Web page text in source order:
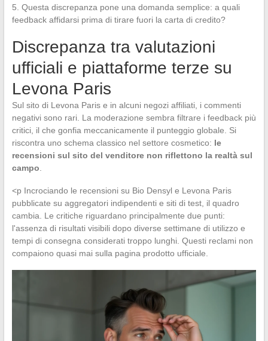
5. Questa discrepanza pone una domanda semplice: a quali
feedback affidarsi prima di tirare fuori la carta di credito?
Discrepanza tra valutazioni
ufficiali e piattaforme terze su
Levona Paris
Sul sito di Levona Paris e in alcuni negozi affiliati, i commenti
negativi sono rari. La moderazione sembra filtrare i feedback più
critici, il che gonfia meccanicamente il punteggio globale. Si
riscontra uno schema classico nel settore cosmetico: le
recensioni sul sito del venditore non riflettono la realtà sul
campo
<p Incrociando le recensioni su Bio Densyl e Levona Paris
pubblicate su aggregatori indipendenti e siti di test, il quadro
cambia. Le critiche riguardano principalmente due punti:
l'assenza di risultati visibili dopo diverse settimane di utilizzo e
tempi di consegna considerati troppo lunghi. Questi reclami non
compaiono quasi mai sulla pagina prodotto ufficiale.